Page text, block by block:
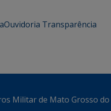
Ouvidoria Transparência
Militar de Mato Grosso do